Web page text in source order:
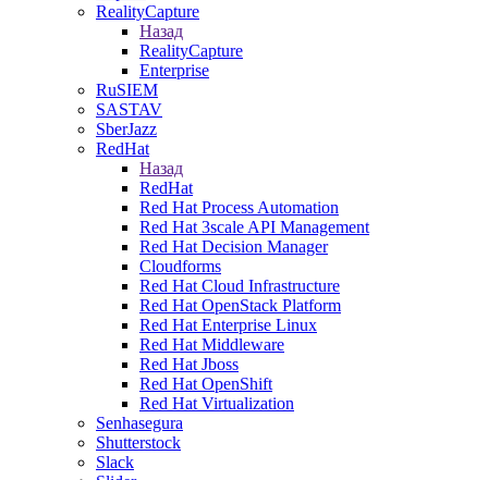
RealityCapture
Назад
RealityCapture
Enterprise
RuSIEM
SASTAV
SberJazz
RedHat
Назад
RedHat
Red Hat Process Automation
Red Hat 3scale API Management
Red Hat Decision Manager
Cloudforms
Red Hat Cloud Infrastructure
Red Hat OpenStack Platform
Red Hat Enterprise Linux
Red Hat Middleware
Red Hat Jboss
Red Hat OpenShift
Red Hat Virtualization
Senhasegura
Shutterstock
Slack